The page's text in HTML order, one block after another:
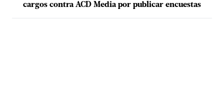
cargos contra ACD Media por publicar encuestas